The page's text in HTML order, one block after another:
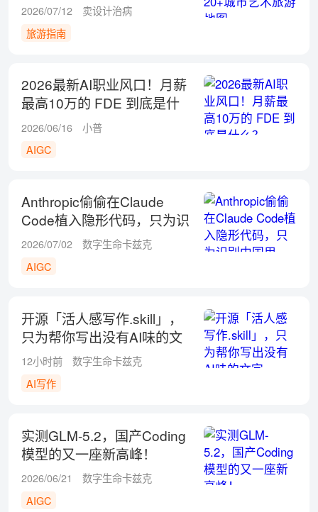
2026/07/12
卖设计治病
旅游指南
2026最新AI职业风口！月薪
最高10万的 FDE 到底是什
么？
2026/06/16
小普
AIGC
Anthropic偷偷在Claude
Code植入隐形代码，只为识
别中国用户！
2026/07/02
数字生命卡兹克
AIGC
开源「活人感写作.skill」，
只为帮你写出没有AI味的文
字
12小时前
数字生命卡兹克
AI写作
实测GLM-5.2，国产Coding
模型的又一座新高峰！
2026/06/21
数字生命卡兹克
AIGC